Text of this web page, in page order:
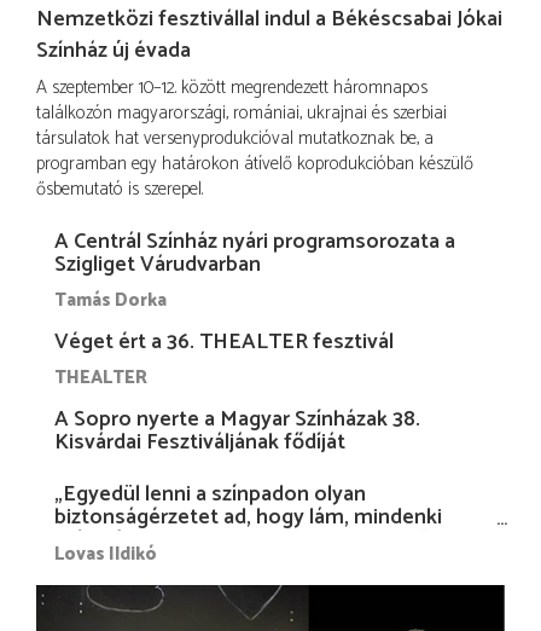
Nemzetközi fesztivállal indul a Békéscsabai Jókai
Színház új évada
A szeptember 10–12. között megrendezett háromnapos
találkozón magyarországi, romániai, ukrajnai és szerbiai
társulatok hat versenyprodukcióval mutatkoznak be, a
programban egy határokon átívelő koprodukcióban készülő
ősbemutató is szerepel.
A Centrál Színház nyári programsorozata a
Szigliget Várudvarban
Tamás Dorka
Véget ért a 36. THEALTER fesztivál
THEALTER
A Sopro nyerte a Magyar Színházak 38.
Kisvárdai Fesztiváljának fődíját
„Egyedül lenni a színpadon olyan
biztonságérzetet ad, hogy lám, mindenki
más nélkül is megvagyok magammal…”
Lovas Ildikó